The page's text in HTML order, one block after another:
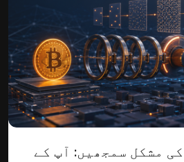
مشکل سمجھیں: آپ کے